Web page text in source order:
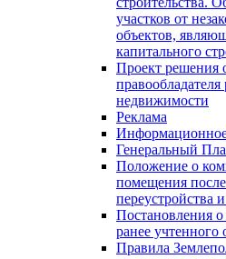
участков от
объектов,
капитального
Проект решения
недвижимости
Реклама
Генеральный
Положение о
помещения
переустройства
Постановления
ранее учтенного
Правила